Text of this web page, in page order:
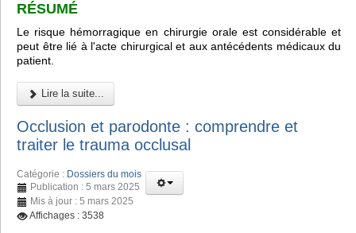
RÉSUMÉ
Le risque hémorragique en chirurgie orale est considérable et
peut être lié à l'acte chirurgical et aux antécédents médicaux du
patient.
Lire la suite...
Occlusion et parodonte : comprendre et
traiter le trauma occlusal
Catégorie : Dossiers du mois
Publication : 5 mars 2025
Mis à jour : 5 mars 2025
Affichages : 3538